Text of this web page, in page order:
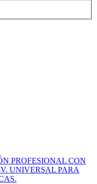
PROFESIONAL CON
UNIVERSAL PARA